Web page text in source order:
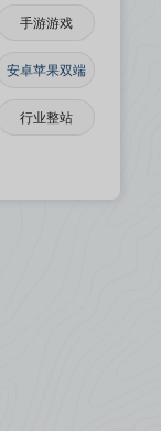
手游游戏
安卓苹果双端
行业整站